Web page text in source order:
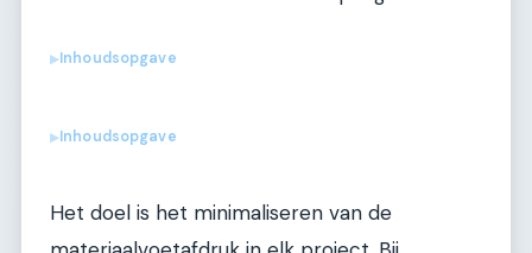
▶Inhoudsopgave
▶Inhoudsopgave
Het doel is het minimaliseren van de